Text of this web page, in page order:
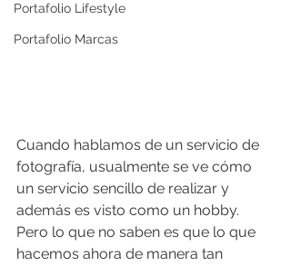
Portafolio Lifestyle
Portafolio Marcas
Cuando hablamos de un servicio de
fotografía, usualmente se ve cómo
un servicio sencillo de realizar y
además es visto como un hobby.
Pero lo que no saben es que lo que
hacemos ahora de manera tan